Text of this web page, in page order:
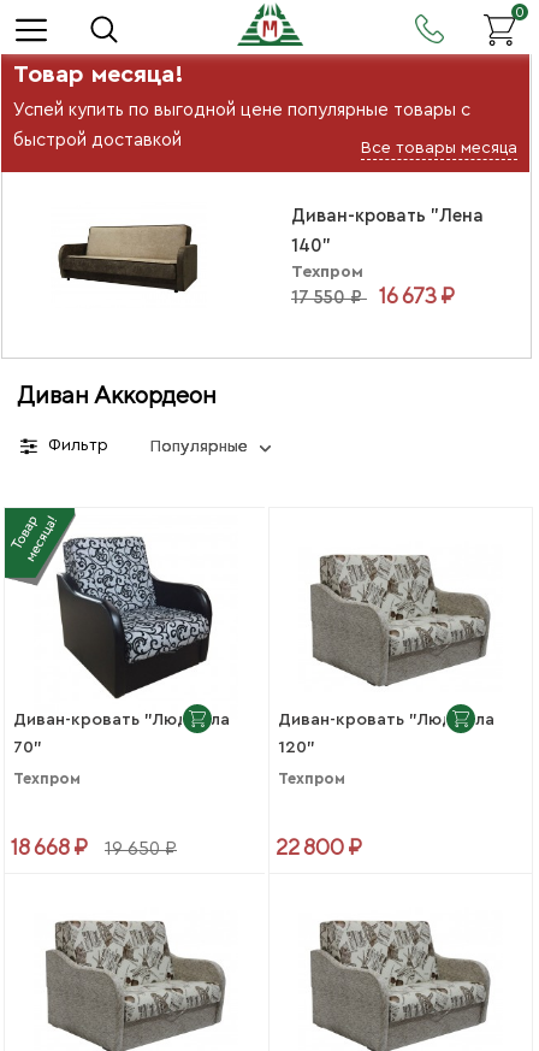
0
Товар месяца!
Успей купить по выгодной цене популярные товары с
быстрой доставкой
Все товары месяца
Диван-кровать "Лена
140"
Техпром
17 550 ₽ 16 673 ₽
Диван Аккордеон
Фильтр Популярные
Диван-кровать "Людмила
70"
Техпром
18 668 ₽ 19 650 ₽
Диван-кровать "Людмила
120"
Техпром
22 800 ₽